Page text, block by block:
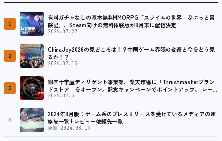
1
有料ガチャなしの基本無料MMORPG「スライムの世界 ぷにっと冒
険記」、Steam向けの無料体験版が8月末に配信決定
2026.07.27
2
ChinaJoy2026の見どころは！？中国ゲーム界隈の変遷と今をどう見
るか！？
2026.07.15
3
銀座十字屋ディリゲント事業部、楽天市場に「Thrustmasterブラン
ドストア」をオープン。記念キャンペーンでポイントアップ。 レーシ
ング／フライトシム向けコントローラーを中心に、幅広くラインナッ
2026.07.31
4
2024年8月版：ゲーム系のプレスリリースを受けているメディアの連
絡先一覧+レビュー依頼先一覧
更新 2024.08.19